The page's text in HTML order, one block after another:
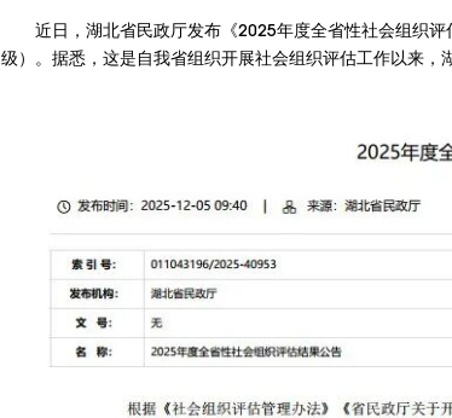
近日，湖北省民政厅发布《2025年度全省性社会组织
级）。据悉，这是自我省组织开展社会组织评估工作以来，